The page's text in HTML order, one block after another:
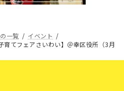
一覧
イベント
育てフェアさいわい】＠幸区役所（3月